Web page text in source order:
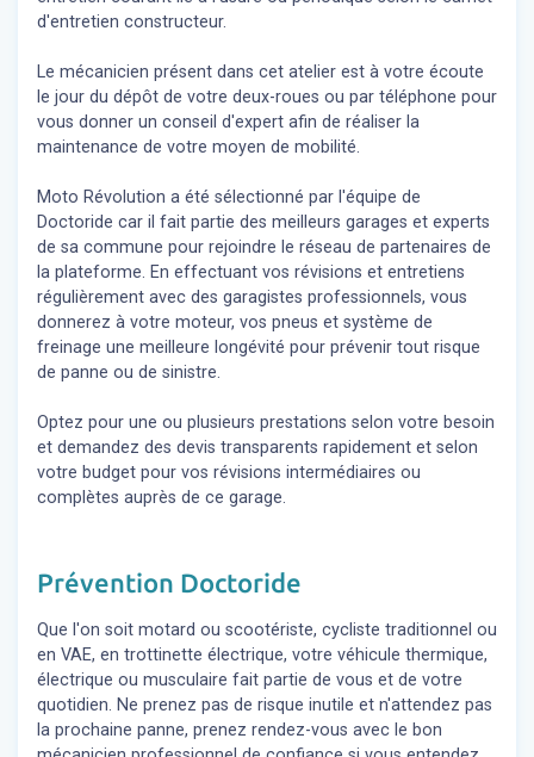
d'entretien constructeur.
Le mécanicien présent dans cet atelier est à votre écoute
le jour du dépôt de votre deux-roues ou par téléphone pour
vous donner un conseil d'expert afin de réaliser la
maintenance de votre moyen de mobilité.
Moto Révolution a été sélectionné par l'équipe de
Doctoride car il fait partie des meilleurs garages et experts
de sa commune pour rejoindre le réseau de partenaires de
la plateforme. En effectuant vos révisions et entretiens
régulièrement avec des garagistes professionnels, vous
donnerez à votre moteur, vos pneus et système de
freinage une meilleure longévité pour prévenir tout risque
de panne ou de sinistre.
Optez pour une ou plusieurs prestations selon votre besoin
et demandez des devis transparents rapidement et selon
votre budget pour vos révisions intermédiaires ou
complètes auprès de ce garage.
Prévention Doctoride
Que l'on soit motard ou scootériste, cycliste traditionnel ou
en VAE, en trottinette électrique, votre véhicule thermique,
électrique ou musculaire fait partie de vous et de votre
quotidien. Ne prenez pas de risque inutile et n'attendez pas
la prochaine panne, prenez rendez-vous avec le bon